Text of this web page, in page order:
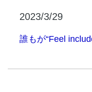
2023/3/29
誰もが“Feel